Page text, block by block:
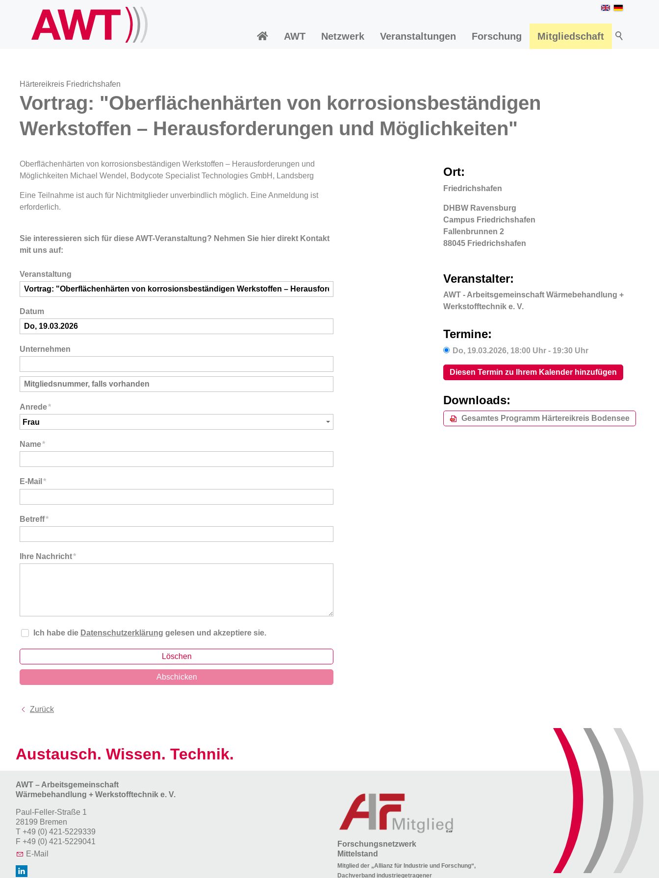
AWT Netzwerk Veranstaltungen Forschung Mitgliedschaft
Härtereikreis Friedrichshafen
Vortrag: "Oberflächenhärten von korrosionsbeständigen
Werkstoffen – Herausforderungen und Möglichkeiten"
Oberflächenhärten von korrosionsbeständigen Werkstoffen – Herausforderungen und
Möglichkeiten Michael Wendel, Bodycote Specialist Technologies GmbH, Landsberg
Eine Teilnahme ist auch für Nichtmitglieder unverbindlich möglich. Eine Anmeldung ist
erforderlich.
Sie interessieren sich für diese AWT-Veranstaltung? Nehmen Sie hier direkt Kontakt
mit uns auf:
Veranstaltung
Datum
Unternehmen
Anrede*
Name*
E-Mail *
Betreff*
Ihre Nachricht*
Ich habe die Datenschutzerklärung gelesen und akzeptiere sie.
Löschen
Abschicken
Ort:
Friedrichshafen
DHBW Ravensburg
Campus Friedrichshafen
Fallenbrunnen 2
88045 Friedrichshafen
Veranstalter:
AWT - Arbeitsgemeinschaft Wärmebehandlung +
Werkstofftechnik e. V.
Termine:
Do, 19.03.2026, 18:00 Uhr - 19:30 Uhr
Diesen Termin zu Ihrem Kalender hinzufügen
Downloads:
Gesamtes Programm Härtereikreis Bodensee
Zurück
Austausch. Wissen. Technik.
AWT – Arbeitsgemeinschaft
Wärmebehandlung + Werkstofftechnik e. V.
Paul-Feller-Straße 1
28199 Bremen
T +49 (0) 421-5229339
F +49 (0) 421-5229041
E-Mail
Forschungsnetzwerk
Mittelstand
Mitglied der „Allianz für Industrie und Forschung“,
Dachverband industriegetragener